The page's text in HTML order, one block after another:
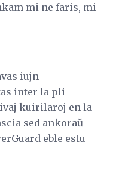
mi ne faris, mi
iujn
inter la pli
kuirilaroj en la
sed ankoraŭ
eble estu